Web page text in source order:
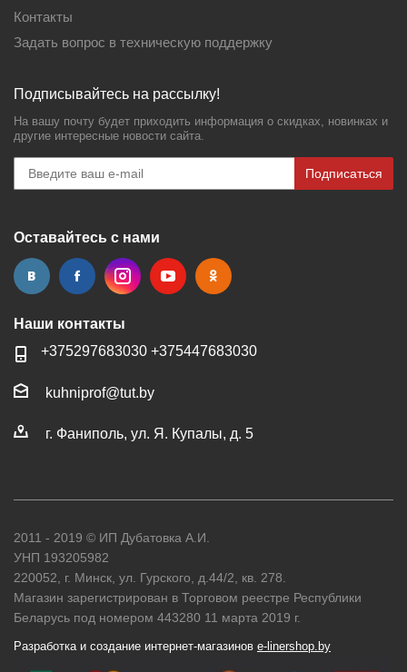
Контакты
Задать вопрос в техническую поддержку
Подписывайтесь на рассылку!
На вашу почту будет приходить информация о скидках, новинках и
другие интересные новости сайта.
Подписаться
Оставайтесь с нами
Наши контакты
+375297683030 +375447683030
kuhniprof@tut.by
г. Фаниполь, ул. Я. Купалы, д. 5
2011 - 2019 © ИП Дубатовка А.И.
УНП 193205982
220052, г. Минск, ул. Гурского, д.44/2, кв. 278.
Магазин зарегистрирован в Торговом реестре Республики
Беларусь под номером 443280 11 марта 2019 г.
Разработка и создание интернет-магазинов e-linershop.by